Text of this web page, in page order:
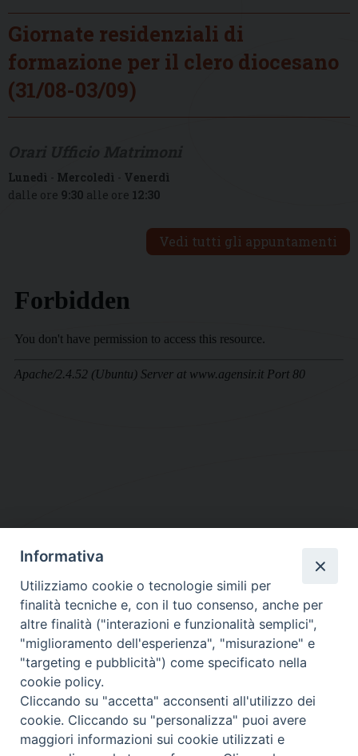
Giornate residenziali di
formazione per il clero diocesano
(31/08-03/09)
Lunedì - Mercoledì - Venerdì
dalle ore 9:30 alle ore 12:30
Vedi tutti gli appuntamenti
DIOCESI SUBURBICARIA DI ALBANO
Contatti:Tel.: 06.93268401 - Fax.: 06.9323844
E-mail:curia@diocesidialbano.it
Orari: dal Lunedì al Venerdì Ore: 9:00 - 13:00
Lunedì, Mercoledì e Venerdì, Ore 9:30 - 12:30
Informativa
Utilizziamo cookie o tecnologie simili per
finalità tecniche e, con il tuo consenso, anche per
altre finalità ("interazioni e funzionalità semplici",
"miglioramento dell'esperienza", "misurazione" e
"targeting e pubblicità") come specificato nella
cookie policy.
Cliccando su "accetta" acconsenti all'utilizzo dei
cookie. Cliccando su "personalizza" puoi avere
maggiori informazioni sui cookie utilizzati e